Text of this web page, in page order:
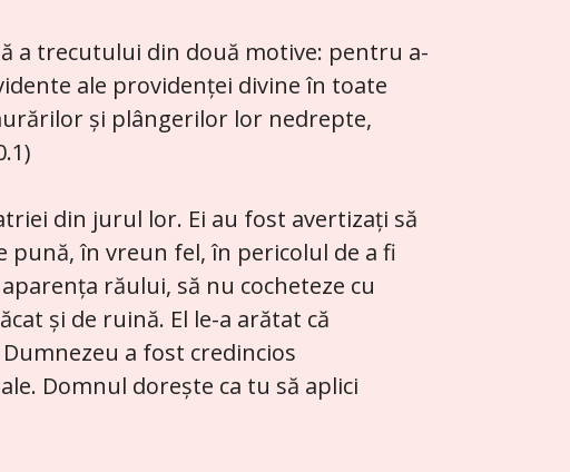
a trecutului din două motive: pentru a-
ale providenței divine în toate
și plângerilor lor nedrepte,
din jurul lor. Ei au fost avertizați să
pună, în vreun fel, în pericolul de a fi
răului, să nu cocheteze cu
și de ruină. El le-a arătat că
a fost credincios
Domnul dorește ca tu să aplici